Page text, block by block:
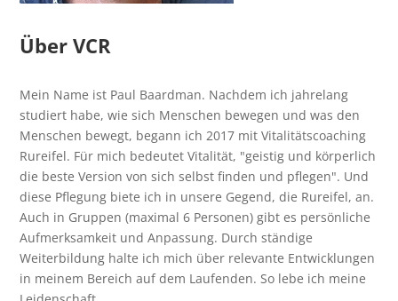
Über VCR
Mein Name ist Paul Baardman. Nachdem ich jahrelang
studiert habe, wie sich Menschen bewegen und was den
Menschen bewegt, begann ich 2017 mit Vitalitätscoaching
Rureifel. Für mich bedeutet Vitalität, "geistig und körperlich
die beste Version von sich selbst finden und pflegen". Und
diese Pflegung biete ich in unsere Gegend, die Rureifel, an.
Auch in Gruppen (maximal 6 Personen) gibt es persönliche
Aufmerksamkeit und Anpassung. Durch ständige
Weiterbildung halte ich mich über relevante Entwicklungen
in meinem Bereich auf dem Laufenden. So lebe ich meine